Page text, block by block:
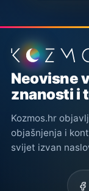
Podnožje
Neovisne
znanosti i
Kozmos.hr
objašnjenja i
svijet izvan